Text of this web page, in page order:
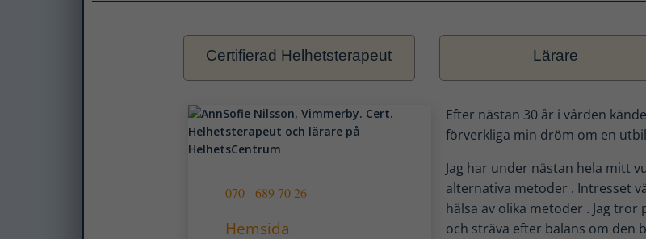
Certifierad Helhetsterapeut Lärare
070 - 689 70 26
Hemsida
Efter nästan 30 år i vården
förverkliga min dröm om en
Jag har under nästan hela mitt
alternativa metoder . Intresset
hälsa av olika metoder . Jag
och sträva efter balans om den